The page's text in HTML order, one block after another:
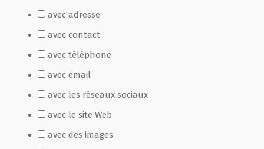
avec adresse
avec contact
avec téléphone
avec email
avec les réseaux sociaux
avec le site Web
avec des images
Fête Marché Paysan
Partenaires